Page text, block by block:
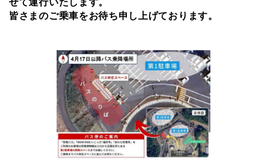
皆さまのご乗車をお待ち申し上げております。